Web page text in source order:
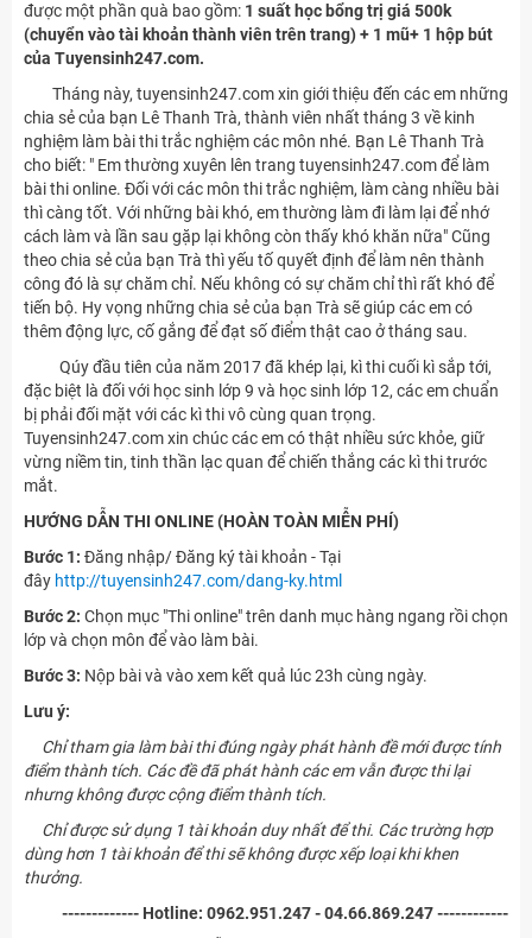
được một phần quà bao gồm: 1 suất học bổng trị giá 500k
(chuyển vào tài khoản thành viên trên trang) + 1 mũ+ 1 hộp bút
của Tuyensinh247.com.
Tháng này, tuyensinh247.com xin giới thiệu đến các em những
chia sẻ của bạn Lê Thanh Trà, thành viên nhất tháng 3 về kinh
nghiệm làm bài thi trắc nghiệm các môn nhé. Bạn Lê Thanh Trà
cho biết: " Em thường xuyên lên trang tuyensinh247.com để làm
bài thi online. Đối với các môn thi trắc nghiệm, làm càng nhiều bài
thì càng tốt. Với những bài khó, em thường làm đi làm lại để nhớ
cách làm và lần sau gặp lại không còn thấy khó khăn nữa" Cũng
theo chia sẻ của bạn Trà thì yếu tố quyết định để làm nên thành
công đó là sự chăm chỉ. Nếu không có sự chăm chỉ thì rất khó để
tiến bộ. Hy vọng những chia sẻ của bạn Trà sẽ giúp các em có
thêm động lực, cố gắng để đạt số điểm thật cao ở tháng sau.
Qúy đầu tiên của năm 2017 đã khép lại, kì thi cuối kì sắp tới,
đặc biệt là đối với học sinh lớp 9 và học sinh lớp 12, các em chuẩn
bị phải đối mặt với các kì thi vô cùng quan trọng.
Tuyensinh247.com xin chúc các em có thật nhiều sức khỏe, giữ
vừng niềm tin, tinh thần lạc quan để chiến thắng các kì thi trước
mắt.
HƯỚNG DẪN THI ONLINE (HOÀN TOÀN MIỄN PHÍ)
Bước 1: Đăng nhập/ Đăng ký tài khoản - Tại
đây http://tuyensinh247.com/dang-ky.html
Bước 2: Chọn mục "Thi online" trên danh mục hàng ngang rồi chọn
lớp và chọn môn để vào làm bài.
Bước 3: Nộp bài và vào xem kết quả lúc 23h cùng ngày.
Lưu ý:
Chỉ tham gia làm bài thi đúng ngày phát hành đề mới được tính
điểm thành tích. Các đề đã phát hành các em vẫn được thi lại
nhưng không được cộng điểm thành tích.
Chỉ được sử dụng 1 tài khoản duy nhất để thi. Các trường hợp
dùng hơn 1 tài khoản để thi sẽ không được xếp loại khi khen
thưởng.
------------- Hotline: 0962.951.247 - 04.66.869.247 ------------